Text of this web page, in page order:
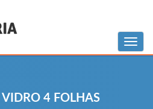
4 FOLHAS
Menu